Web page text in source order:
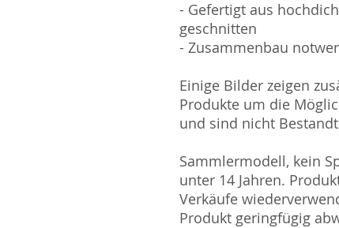
- Gefertigt aus
geschnitten
- Zusammenbau
Einige Bilder zeigen
Produkte um die
und sind nicht
Sammlermodell, kein
unter 14 Jahren.
Verkäufe
Produkt geringfügig